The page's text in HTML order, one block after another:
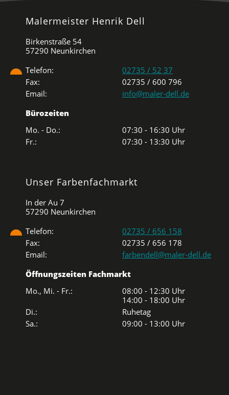
Malermeister Henrik Dell
Birkenstraße 54
57290 Neunkirchen
Telefon:
02735 / 52 37
Fax:
02735 / 600 796
Email:
info@maler-dell.de
Bürozeiten
Mo. - Do.:
07:30 - 16:30 Uhr
Fr.:
07:30 - 13:30 Uhr
Unser Farbenfachmarkt
In der Au 7
57290 Neunkirchen
Telefon:
02735 / 656 158
Fax:
02735 / 656 178
Email:
farbendell@maler-dell.de
Öffnungszeiten Fachmarkt
Mo., Mi. - Fr.:
08:00 - 12:30 Uhr
14:00 - 18:00 Uhr
Di.:
Ruhetag
Sa.:
09:00 - 13:00 Uhr